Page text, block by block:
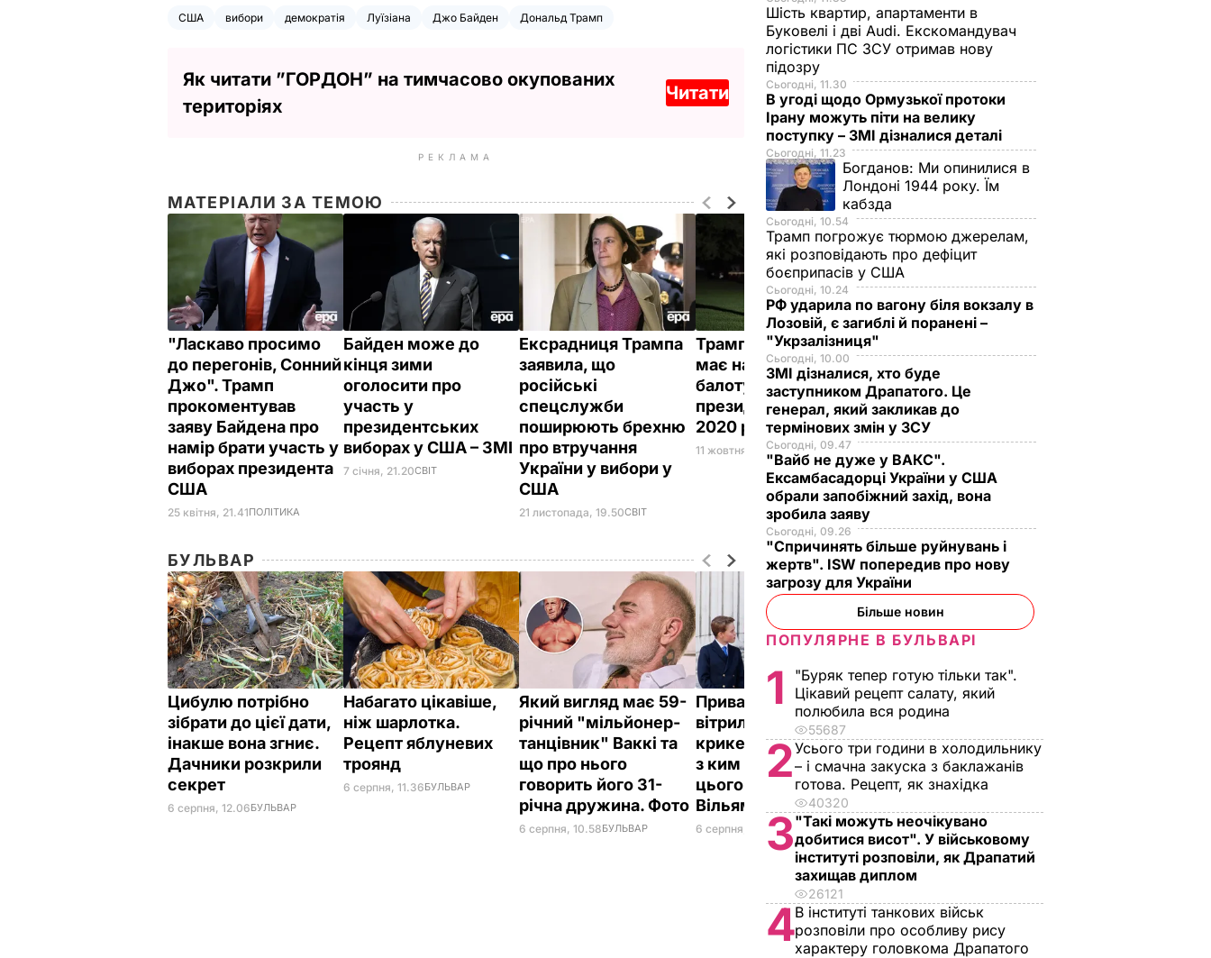
США вибори демократія Луїзіана Джо Байден Дональд Трамп
Як читати ”ГОРДОН” на тимчасово окупованих
територіях
Читати
РЕКЛАМА
МАТЕРІАЛИ ЗА ТЕМОЮ
"Ласкаво просимо
до перегонів, Сонний
Джо". Трамп
прокоментував
заяву Байдена про
намір брати участь у
виборах президента
США
25 квітня, 21.41ПОЛІТИКА
Байден може до
кінця зими
оголосити про
участь у
президентських
виборах у США – ЗМІ
7 січня, 21.20СВІТ
Ексрадниця Трампа
заявила, що
російські
спецслужби
поширюють брехню
про втручання
України у вибори у
США
21 листопада, 19.50СВІТ
Трамп заявив, що
має намір
балотуватися у
президенти США у
2020 році
11 жовтня, 21.36СВІТ
БУЛЬВАР
Цибулю потрібно
зібрати до цієї дати,
інакше вона згниє.
Дачники розкрили
секрет
6 серпня, 12.06БУЛЬВАР
Набагато цікавіше,
ніж шарлотка.
Рецепт яблуневих
троянд
6 серпня, 11.36БУЛЬВАР
Який вигляд має 59-
річний "мільйонер-
танцівник" Ваккі та
що про нього
говорить його 31-
річна дружина. Фото
6 серпня, 10.58БУЛЬВАР
Приватний острів,
вітрильний спорт,
крикет на пляжі. Де і
з ким відпочиває
цього літа принц
Вільям
6 серпня, 09.54БУЛЬВАР
Завдяки цьому
звичайна картопля
перетворюється на
ресторанну страву.
Рідні проситимуть
6 серпня, 08.09БУЛЬВАР
Шість квартир, апартаменти в
Буковелі і дві Audi. Екскомандувач
логістики ПС ЗСУ отримав нову
підозру
Сьогодні, 11.30
В угоді щодо Ормузької протоки
Ірану можуть піти на велику
поступку – ЗМІ дізналися деталі
Сьогодні, 11.23
Богданов: Ми опинилися в
Лондоні 1944 року. Їм
кабзда
Сьогодні, 10.54
Трамп погрожує тюрмою джерелам,
які розповідають про дефіцит
боєприпасів у США
Сьогодні, 10.24
РФ ударила по вагону біля вокзалу в
Лозовій, є загиблі й поранені –
"Укрзалізниця"
Сьогодні, 10.00
ЗМІ дізналися, хто буде
заступником Драпатого. Це
генерал, який закликав до
термінових змін у ЗСУ
Сьогодні, 09.47
"Вайб не дуже у ВАКС".
Ексамбасадорці України у США
обрали запобіжний захід, вона
зробила заяву
Сьогодні, 09.26
"Спричинять більше руйнувань і
жертв". ISW попередив про нову
загрозу для України
Більше новин
ПОПУЛЯРНЕ В БУЛЬВАРІ
1
"Буряк тепер готую тільки так".
Цікавий рецепт салату, який
полюбила вся родина
55687
2Усього три години в холодильнику
– і смачна закуска з баклажанів
готова. Рецепт, як знахідка
40320
3"Такі можуть неочікувано
добитися висот". У військовому
інституті розповіли, як Драпатий
захищав диплом
26121
4В інституті танкових військ
розповіли про особливу рису
характеру головкома Драпатого